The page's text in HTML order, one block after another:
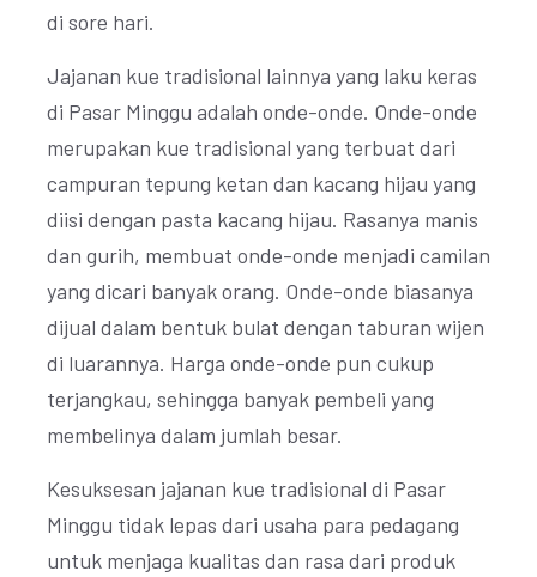
di sore hari.
Jajanan kue tradisional lainnya yang laku keras
di Pasar Minggu adalah onde-onde. Onde-onde
merupakan kue tradisional yang terbuat dari
campuran tepung ketan dan kacang hijau yang
diisi dengan pasta kacang hijau. Rasanya manis
dan gurih, membuat onde-onde menjadi camilan
yang dicari banyak orang. Onde-onde biasanya
dijual dalam bentuk bulat dengan taburan wijen
di luarannya. Harga onde-onde pun cukup
terjangkau, sehingga banyak pembeli yang
membelinya dalam jumlah besar.
Kesuksesan jajanan kue tradisional di Pasar
Minggu tidak lepas dari usaha para pedagang
untuk menjaga kualitas dan rasa dari produk